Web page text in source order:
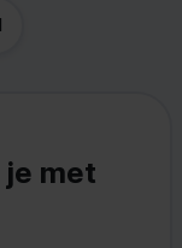
je met